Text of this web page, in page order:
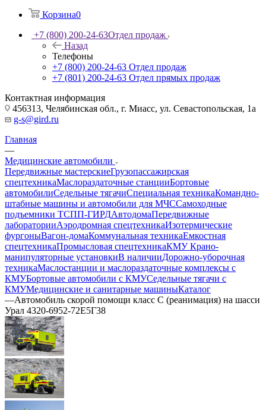
Корзина0
+7 (800) 200-24-63Отдел продаж
Назад
Телефоны
+7 (800) 200-24-63 Отдел продаж
+7 (801) 200-24-63 Отдел прямых продаж
Контактная информация
456313, Челябинская обл., г. Миасс, ул. Севастопольская, 1а
g-s@gird.ru
Главная
—
Медицинские автомобили
Передвижные мастерскиеГрузопассажирская
спецтехникаМаслораздаточные станцииБортовые
автомобилиСедельные тягачиСпециальная техникаКомандно-
штабные машины и автомобили для МЧССамоходные
подъемники ТСПП-ГИРДАвтодомаПередвижные
лабораторииАэродромная спецтехникаИзотермические
фургоныВагон-домаКоммунальная техникаЕмкостная
спецтехникаПромысловая спецтехникаКМУ Крано-
манипуляторные установкиВ наличииДорожно-уборочная
техникаМаслостанции и маслораздаточные комплексы с
КМУБортовые автомобили с КМУСедельные тягачи с
КМУМедицинские и санитарные машиныКаталог
—Автомобиль скорой помощи класс С (реанимация) на шасси
Урал 4320-6952-72Е5Г38